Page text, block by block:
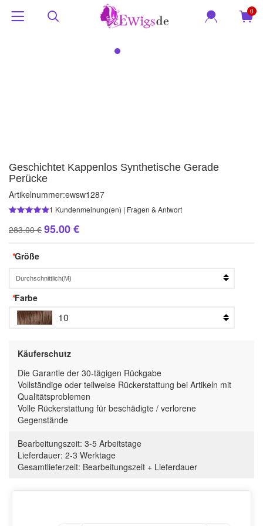
0
Geschichtet Kappenlos Synthetische Gerade
Perücke
Artikelnummer:ewsw1287
1 Kundenmeinung(en) | Fragen & Antwort
283.00 € 95.00 €
*Größe
*Farbe
10
Käuferschutz
Die Garantie der 30-tägigen Rückgabe
Vollständige oder teilweise Rückerstattung bei Artikeln mit
Qualitätsproblemen
Volle Rückerstattung für beschädigte / verlorene
Gegenstände
Bearbeitungszeit: 3-5 Arbeitstage
Lieferdauer: 2-3 Werktage
Gesamtlieferzeit: Bearbeitungszeit + Lieferdauer